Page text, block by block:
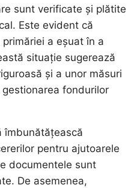
sunt verificate și plătite
Este evident că
a eșuat în a
situație sugerează
și a unor măsuri
fondurilor
îmbunătățească
pentru ajutoarele
documentele sunt
De asemenea,